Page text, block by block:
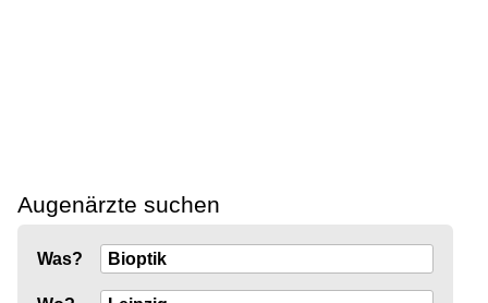
Augenärzte suchen
Was?